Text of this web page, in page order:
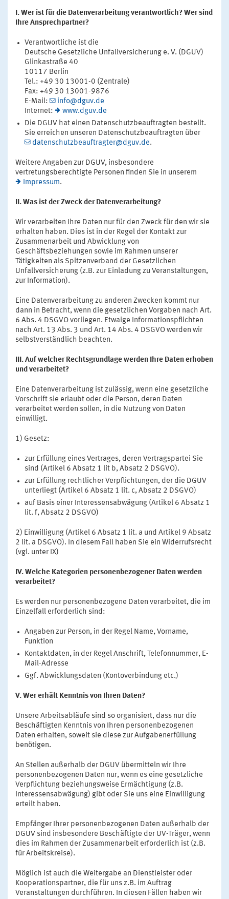
I. Wer ist für die Datenverarbeitung verantwortlich? Wer sind
Ihre Ansprechpartner?
Verantwortliche ist die
Deutsche Gesetzliche Unfallversicherung e. V. (DGUV)
Glinkastraße 40
10117 Berlin
Tel.: +49 30 13001-0 (Zentrale)
Fax: +49 30 13001-9876
E-Mail:
info@dguv.de
Internet:
www.dguv.de
Die DGUV hat einen Datenschutzbeauftragten bestellt.
Sie erreichen unseren Datenschutzbeauftragten über
datenschutzbeauftragter@dguv.de.
Weitere Angaben zur DGUV, insbesondere
vertretungsberechtigte Personen finden Sie in unserem
Impressum.
II. Was ist der Zweck der Datenverarbeitung?
Wir verarbeiten Ihre Daten nur für den Zweck für den wir sie
erhalten haben. Dies ist in der Regel der Kontakt zur
Zusammenarbeit und Abwicklung von
Geschäftsbeziehungen sowie im Rahmen unserer
Tätigkeiten als Spitzenverband der Gesetzlichen
Unfallversicherung (z.B. zur Einladung zu Veranstaltungen,
zur Information).
Eine Datenverarbeitung zu anderen Zwecken kommt nur
dann in Betracht, wenn die gesetzlichen Vorgaben nach Art.
6 Abs. 4 DSGVO vorliegen. Etwaige Informationspflichten
nach Art. 13 Abs. 3 und Art. 14 Abs. 4 DSGVO werden wir
selbstverständlich beachten.
III. Auf welcher Rechtsgrundlage werden Ihre Daten erhoben
und verarbeitet?
Eine Datenverarbeitung ist zulässig, wenn eine gesetzliche
Vorschrift sie erlaubt oder die Person, deren Daten
verarbeitet werden sollen, in die Nutzung von Daten
einwilligt.
1) Gesetz:
zur Erfüllung eines Vertrages, deren Vertragspartei Sie
sind (Artikel 6 Absatz 1 lit b, Absatz 2 DSGVO).
zur Erfüllung rechtlicher Verpflichtungen, der die DGUV
unterliegt (Artikel 6 Absatz 1 lit. c, Absatz 2 DSGVO)
auf Basis einer Interessensabwägung (Artikel 6 Absatz 1
lit. f, Absatz 2 DSGVO)
2) Einwilligung (Artikel 6 Absatz 1 lit. a und Artikel 9 Absatz
2 lit. a DSGVO). In diesem Fall haben Sie ein Widerrufsrecht
(vgl. unter IX)
IV. Welche Kategorien personenbezogener Daten werden
verarbeitet?
Es werden nur personenbezogene Daten verarbeitet, die im
Einzelfall erforderlich sind:
Angaben zur Person, in der Regel Name, Vorname,
Funktion
Kontaktdaten, in der Regel Anschrift, Telefonnummer, E-
Mail-Adresse
Ggf. Abwicklungsdaten (Kontoverbindung etc.)
V. Wer erhält Kenntnis von Ihren Daten?
Unsere Arbeitsabläufe sind so organisiert, dass nur die
Beschäftigten Kenntnis von Ihren personenbezogenen
Daten erhalten, soweit sie diese zur Aufgabenerfüllung
benötigen.
An Stellen außerhalb der DGUV übermitteln wir Ihre
personenbezogenen Daten nur, wenn es eine gesetzliche
Verpflichtung beziehungsweise Ermächtigung (z.B.
Interessensabwägung) gibt oder Sie uns eine Einwilligung
erteilt haben.
Empfänger Ihrer personenbezogenen Daten außerhalb der
DGUV sind insbesondere Beschäftigte der UV-Träger, wenn
dies im Rahmen der Zusammenarbeit erforderlich ist (z.B.
für Arbeitskreise).
Möglich ist auch die Weitergabe an Dienstleister oder
Kooperationspartner, die für uns z.B. im Auftrag
Veranstaltungen durchführen. In diesen Fällen haben wir